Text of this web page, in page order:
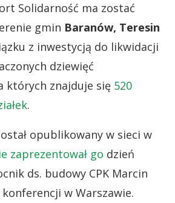
Solidarność ma zostać
gmin Baranów, Teresin
z inwestycją do likwidacji
dziewięć
których znajduje się 520
.
opublikowany w sieci w
zaprezentował go dzień
ds. budowy CPK Marcin
konferencji w Warszawie.